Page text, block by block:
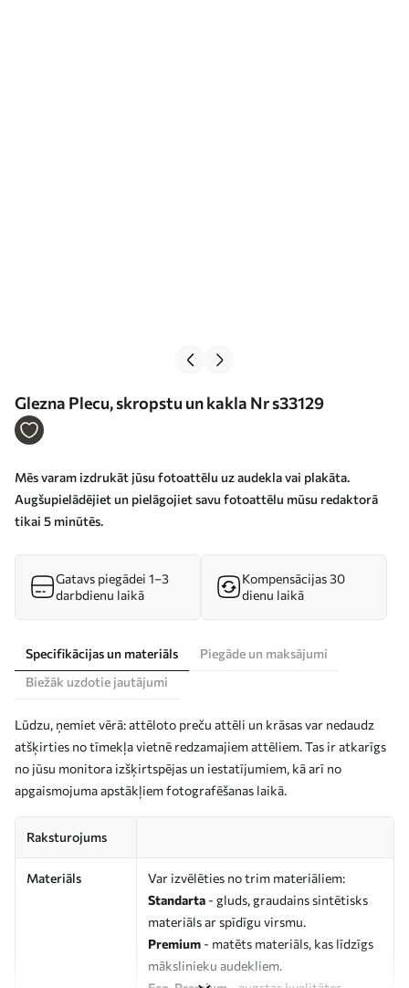
Glezna Plecu, skropstu un kakla Nr s33129
Mēs varam izdrukāt jūsu fotoattēlu uz audekla vai plakāta.
Augšupielādējiet un pielāgojiet savu fotoattēlu mūsu redaktorā
tikai 5 minūtēs.
Gatavs piegādei 1–3
darbdienu laikā
Kompensācijas 30
dienu laikā
Specifikācijas un materiāls
Piegāde un maksājumi
Biežāk uzdotie jautājumi
Lūdzu, ņemiet vērā: attēloto preču attēli un krāsas var nedaudz
atšķirties no tīmekļa vietnē redzamajiem attēliem. Tas ir atkarīgs
no jūsu monitora izšķirtspējas un iestatījumiem, kā arī no
apgaismojuma apstākļiem fotografēšanas laikā.
Raksturojums
Materiāls
Var izvēlēties no trim materiāliem:
Standarta - gluds, graudains sintētisks
materiāls ar spīdīgu virsmu.
Premium - matēts materiāls, kas līdzīgs
mākslinieku audekliem.